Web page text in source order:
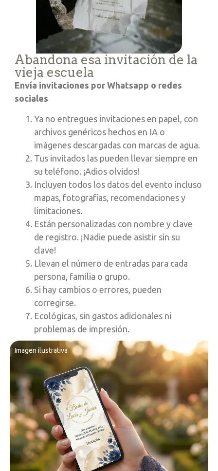
Abandona esa invitación de la
vieja escuela
Envía invitaciones por Whatsapp o redes
sociales
Ya no entregues invitaciones en papel, con
archivos genéricos hechos en IA o
imágenes descargadas con marcas de agua.
Tus invitados las pueden llevar siempre en
su teléfono. ¡Adios olvidos!
Incluyen todos los datos del evento incluso
mapas, fotografías, recomendaciones y
limitaciones.
Están personalizadas con nombre y clave
de registro. ¡Nadie puede asistir sin su
clave!
Llevan el número de entradas para cada
persona, familia o grupo.
Si hay cambios o errores, pueden
corregirse.
Ecológicas, sin gastos adicionales ni
problemas de impresión.
Imagen ilustrativa